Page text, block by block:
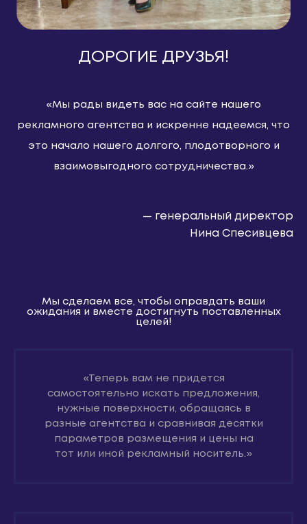
ДОРОГИЕ ДРУЗЬЯ!
«Мы рады видеть вас на сайте нашего
рекламного агентства и искренне надеемся, что
это начало нашего долгого, плодотворного и
взаимовыгодного сотрудничества.»
— генеральный директор
Нина Спесивцева
Мы сделаем все, чтобы оправдать ваши
ожидания и вместе достигнуть поставленных
целей!
«Теперь вам не придется
самостоятельно искать предложения,
нужные поверхности, обращаясь в
разные агентства и сравнивая десятки
параметров размещения и цены на
тот или иной рекламный носитель.»